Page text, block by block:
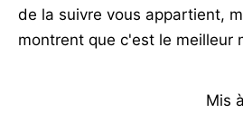
de la suivre vous appartient,
montrent que c'est le meilleur
Mis